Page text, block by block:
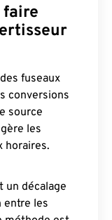
fuseaux
conversions
source
les
horaires.
un décalage
entre les